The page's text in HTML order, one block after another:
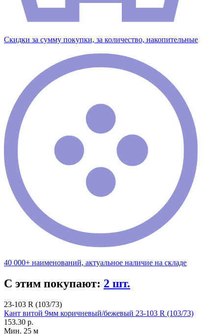
Скидки за сумму покупки, за количество, накопительные
40 000+ наименований, актуальное наличие на складе
С этим покупают: 2 шт.
23-103 R (103/73)
Кант витой 9мм коричневый/бежевый 23-103 R (103/73)
153.30 р.
Мин. 25 м